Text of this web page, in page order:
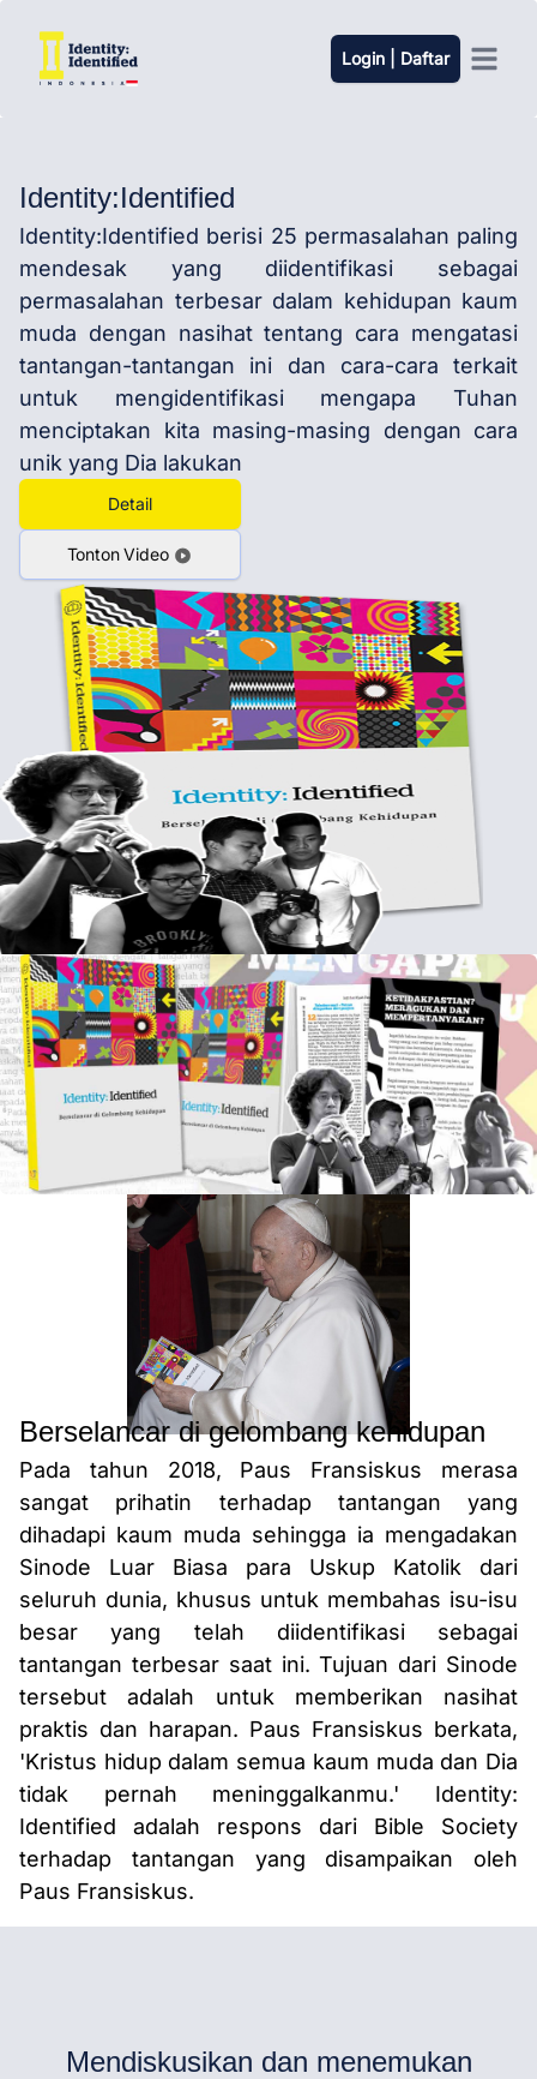
Login | Daftar Open
Identity:Identified
Identity:Identified berisi 25 permasalahan paling
mendesak yang diidentifikasi sebagai
permasalahan terbesar dalam kehidupan kaum
muda dengan nasihat tentang cara mengatasi
tantangan-tantangan ini dan cara-cara terkait
untuk mengidentifikasi mengapa Tuhan
menciptakan kita masing-masing dengan cara
unik yang Dia lakukan
Detail
Tonton Video
Berselancar di gelombang kehidupan
Pada tahun 2018, Paus Fransiskus merasa
sangat prihatin terhadap tantangan yang
dihadapi kaum muda sehingga ia mengadakan
Sinode Luar Biasa para Uskup Katolik dari
seluruh dunia, khusus untuk membahas isu-isu
besar yang telah diidentifikasi sebagai
tantangan terbesar saat ini. Tujuan dari Sinode
tersebut adalah untuk memberikan nasihat
praktis dan harapan. Paus Fransiskus berkata,
'Kristus hidup dalam semua kaum muda dan Dia
tidak pernah meninggalkanmu.' Identity:
Identified adalah respons dari Bible Society
terhadap tantangan yang disampaikan oleh
Paus Fransiskus.
Mendiskusikan dan menemukan